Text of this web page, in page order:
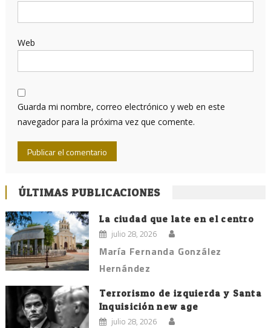
Web
Guarda mi nombre, correo electrónico y web en este
navegador para la próxima vez que comente.
ÚLTIMAS PUBLICACIONES
La ciudad que late en el centro
julio 28, 2026
María Fernanda González
Hernández
Terrorismo de izquierda y Santa
Inquisición new age
julio 28, 2026